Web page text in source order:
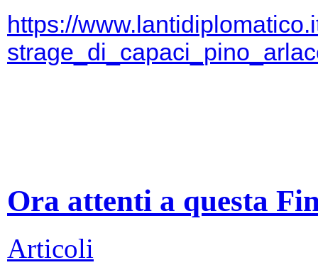
https://
Ora attenti a questa
Articoli